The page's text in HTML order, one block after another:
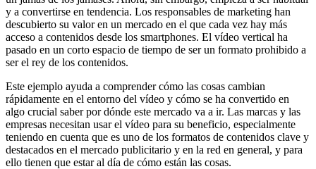
y a convertirse en tendencia. Los responsables de marketing han
descubierto su valor en un mercado en el que cada vez hay más
acceso a contenidos desde los smartphones. El vídeo vertical ha
pasado en un corto espacio de tiempo de ser un formato prohibido a
ser el rey de los contenidos.
Este ejemplo ayuda a comprender cómo las cosas cambian
rápidamente en el entorno del vídeo y cómo se ha convertido en
algo crucial saber por dónde este mercado va a ir. Las marcas y las
empresas necesitan usar el vídeo para su beneficio, especialmente
teniendo en cuenta que es uno de los formatos de contenidos clave y
destacados en el mercado publicitario y en la red en general, y para
ello tienen que estar al día de cómo están las cosas.